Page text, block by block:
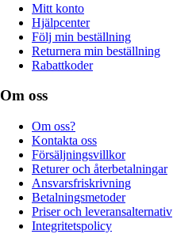
Mitt konto
Hjälpcenter
Följ min beställning
Returnera min beställning
Rabattkoder
Om oss
Om oss?
Kontakta oss
Försäljningsvillkor
Returer och återbetalningar
Ansvarsfriskrivning
Betalningsmetoder
Priser och leveransalternativ
Integritetspolicy